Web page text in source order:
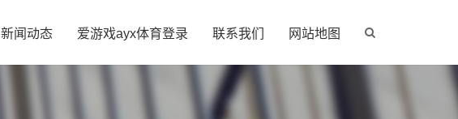
新闻动态 爱游戏ayx体育登录 联系我们 网站地图